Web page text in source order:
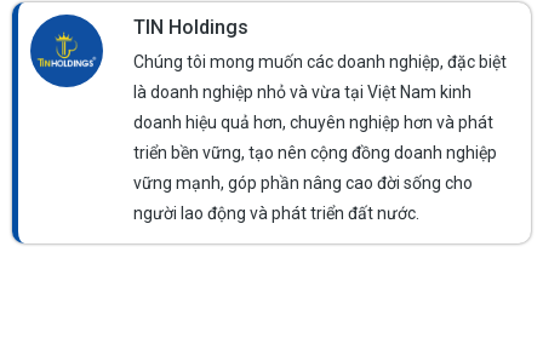
TIN Holdings
Chúng tôi mong muốn các doanh nghiệp, đặc biệt
là doanh nghiệp nhỏ và vừa tại Việt Nam kinh
doanh hiệu quả hơn, chuyên nghiệp hơn và phát
triển bền vững, tạo nên cộng đồng doanh nghiệp
vững mạnh, góp phần nâng cao đời sống cho
người lao động và phát triển đất nước.